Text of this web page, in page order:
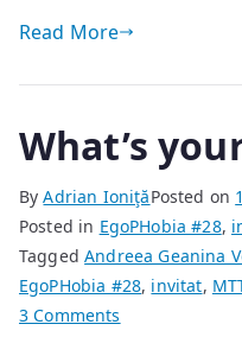
Read More
What’s
ByAdrian IoniţăPosted on
Posted in EgoPHobia #28,
TaggedAndreea Geanina
EgoPHobia #28, invitat,
3 Comments